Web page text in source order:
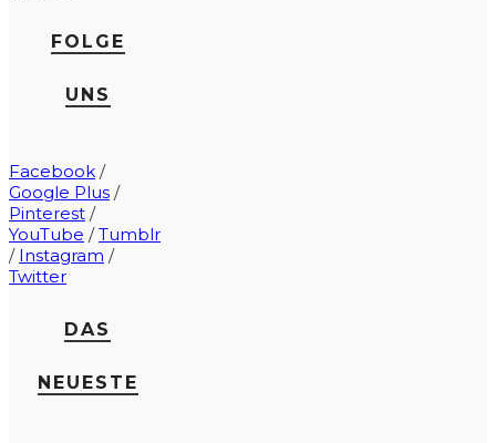
FOLGE
UNS
Facebook /
Google Plus /
Pinterest /
YouTube /Tumblr
/ Instagram /
Twitter
DAS
NEUESTE